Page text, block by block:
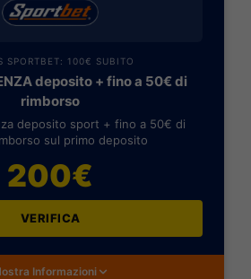
SPORTBET: 100€ SUBITO
deposito + fino a 50€ di
rimborso
deposito sport + fino a 50€ di
sul primo deposito
200€
VERIFICA
Informazioni